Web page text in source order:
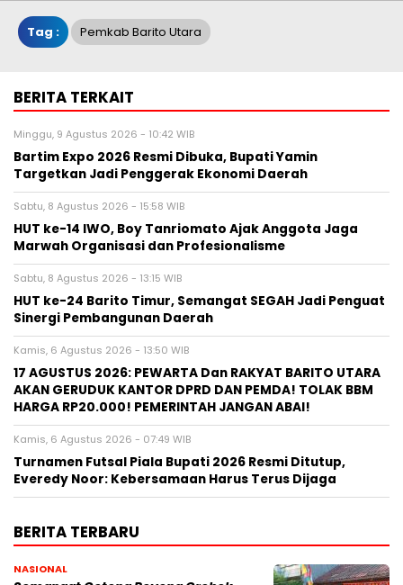
Tag : Pemkab Barito Utara
BERITA TERKAIT
Minggu, 9 Agustus 2026 - 10:42 WIB
Bartim Expo 2026 Resmi Dibuka, Bupati Yamin
Targetkan Jadi Penggerak Ekonomi Daerah
Sabtu, 8 Agustus 2026 - 15:58 WIB
HUT ke-14 IWO, Boy Tanriomato Ajak Anggota Jaga
Marwah Organisasi dan Profesionalisme
Sabtu, 8 Agustus 2026 - 13:15 WIB
HUT ke-24 Barito Timur, Semangat SEGAH Jadi Penguat
Sinergi Pembangunan Daerah
Kamis, 6 Agustus 2026 - 13:50 WIB
17 AGUSTUS 2026: PEWARTA Dan RAKYAT BARITO UTARA
AKAN GERUDUK KANTOR DPRD DAN PEMDA! TOLAK BBM
HARGA RP20.000! PEMERINTAH JANGAN ABAI!
Kamis, 6 Agustus 2026 - 07:49 WIB
Turnamen Futsal Piala Bupati 2026 Resmi Ditutup,
Everedy Noor: Kebersamaan Harus Terus Dijaga
BERITA TERBARU
NASIONAL